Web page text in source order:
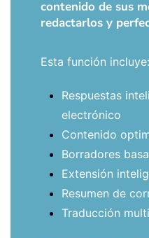
contenido de sus
redactarlos y
Esta función incluye:
Respuestas
electrónico
Contenido
Borradores
Extensión
Resumen de
Traducción